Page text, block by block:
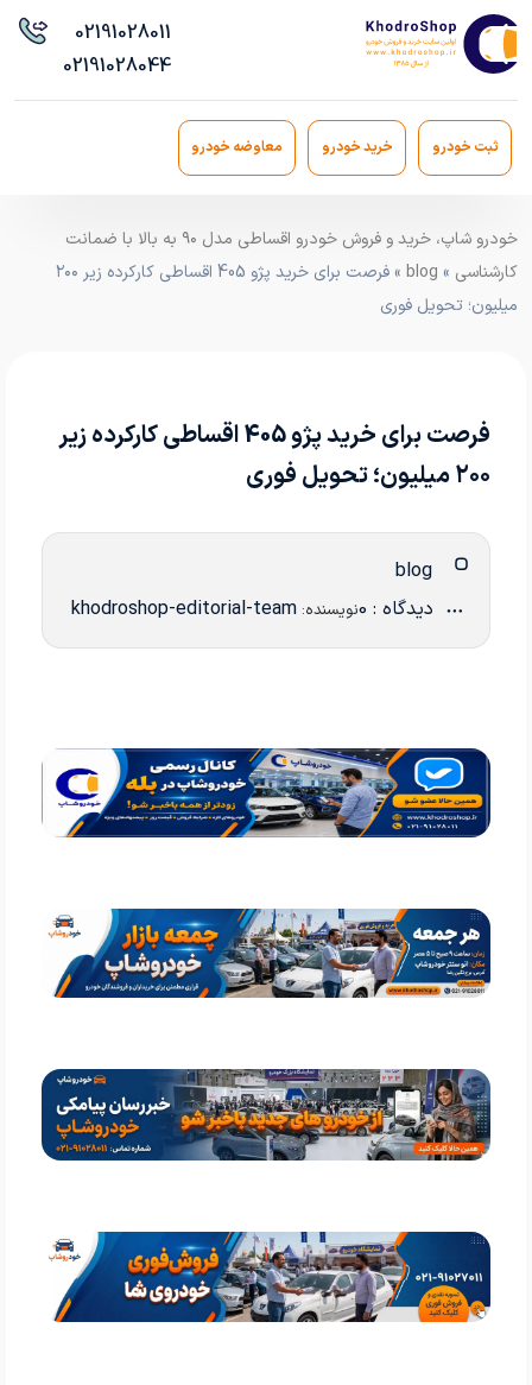
02191028011
02191028044
ثبت خودرو خرید خودرو معاوضه خودرو
خودرو شاپ، خرید و فروش خودرو اقساطی مدل ۹۰ به بالا با ضمانت
کارشناسی »
blog
» فرصت برای خرید پژو 405 اقساطی کارکرده زیر ۲۰۰
میلیون؛ تحویل فوری
فرصت برای خرید پژو 405 اقساطی کارکرده زیر
۲۰۰ میلیون؛ تحویل فوری
دیدگاه : 0 نویسنده: khodroshop-editorial-team